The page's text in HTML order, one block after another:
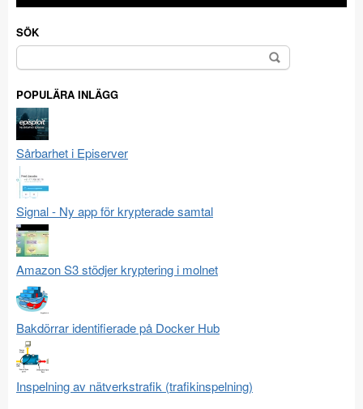
SÖK
Sök
efter:
POPULÄRA INLÄGG
Sårbarhet i Episerver
Signal - Ny app för krypterade samtal
Amazon S3 stödjer kryptering i molnet
Bakdörrar identifierade på Docker Hub
Inspelning av nätverkstrafik (trafikinspelning)